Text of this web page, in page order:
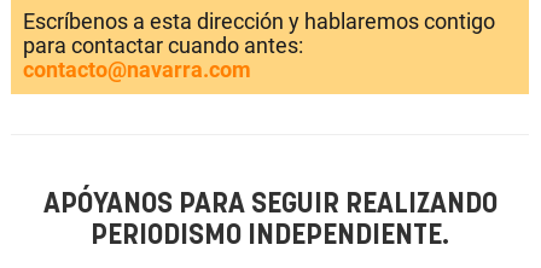
Escríbenos a esta dirección y hablaremos contigo
para contactar cuando antes:
contacto@navarra.com
APÓYANOS PARA SEGUIR REALIZANDO
PERIODISMO INDEPENDIENTE.